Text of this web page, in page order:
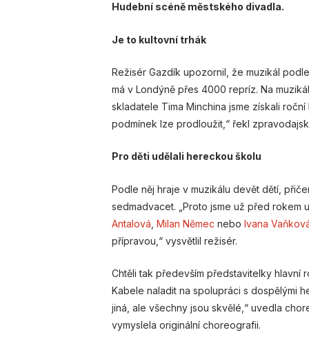
Hudební scéně městského divadla.
Je to kultovní trhák
Režisér Gazdík upozornil, že muzikál
má v Londýně přes 4000 repríz. Na
skladatele Tima Minchina jsme získali
podmínek lze prodloužit,“ řekl
Pro děti udělali hereckou školu
Podle něj hraje v muzikálu devět dětí,
sedmadvacet. „Proto jsme už před
Antalová Milan Němec nebo Ivana
přípravou,“ vysvětlil režisér.
Chtěli tak především představitelky hlavní
Kabele naladit na spolupráci s dospělými
jiná, ale všechny jsou skvělé,“ uvedla
vymyslela originální choreografii.